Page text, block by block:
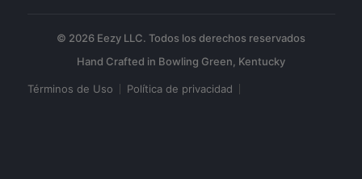
© 2026 Eezy LLC. Todos los derechos reservados
Términos de Uso Política de privacidad